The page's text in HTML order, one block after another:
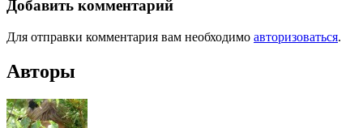
Добавить комментарий
Для отправки комментария вам необходимо авторизоваться.
Авторы